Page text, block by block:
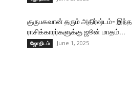
குருபகவான் தரும் அதிர்ஷ்டம்- இந்த
ராசிக்காரர்களுக்கு ஜூன் மாதம்...
ஜோதிடம் June 1, 2025